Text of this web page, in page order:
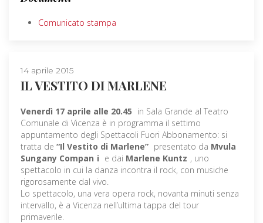
Comunicato stampa
14 aprile 2015
IL VESTITO DI MARLENE
Venerdì 17 aprile alle 20.45 in Sala Grande al Teatro
Comunale di Vicenza è in programma il settimo
appuntamento degli Spettacoli Fuori Abbonamento: si
tratta de “Il Vestito di Marlene” presentato da Mvula
Sungany Compan i e dai Marlene Kuntz , uno
spettacolo in cui la danza incontra il rock, con musiche
rigorosamente dal vivo.
Lo spettacolo, una vera opera rock, novanta minuti senza
intervallo, è a Vicenza nell’ultima tappa del tour
primaverile.